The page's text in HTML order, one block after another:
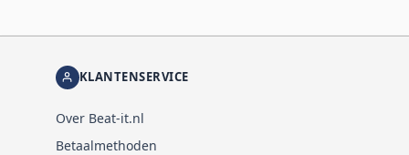
KLANTENSERVICE
Over Beat-it.nl
Betaalmethoden